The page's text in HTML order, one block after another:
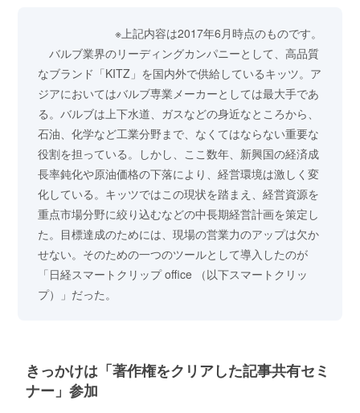
※上記内容は2017年6月時点のものです。
バルブ業界のリーディングカンパニーとして、高品質
なブランド「KITZ」を国内外で供給しているキッツ。ア
ジアにおいてはバルブ専業メーカーとしては最大手であ
る。バルブは上下水道、ガスなどの身近なところから、
石油、化学など工業分野まで、なくてはならない重要な
役割を担っている。しかし、ここ数年、新興国の経済成
長率鈍化や原油価格の下落により、経営環境は激しく変
化している。キッツではこの現状を踏まえ、経営資源を
重点市場分野に絞り込むなどの中長期経営計画を策定し
た。目標達成のためには、現場の営業力のアップは欠か
せない。そのための一つのツールとして導入したのが
「日経スマートクリップ office （以下スマートクリッ
プ）」だった。
きっかけは「著作権をクリアした記事共有セミ
ナー」参加